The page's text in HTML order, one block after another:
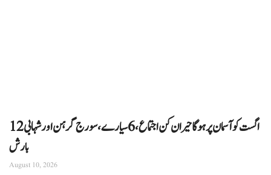
12 اگست کو آسمان پر ہوگا حیران کن اجتماع، 6 سیارے، سورج گرہن اور شہابی
بارش
August 10, 2026